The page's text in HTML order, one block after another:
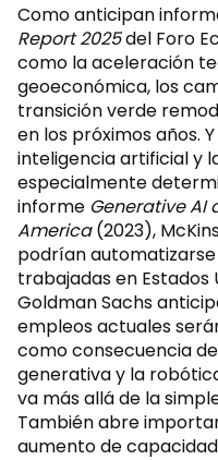
Como anticipan
Report 2025del Foro
como la aceleración
geoeconómica, los
transición verde
en los próximos años.
inteligencia artificial y
especialmente
informe Generative AI
America(2023),
podrían automatizarse
trabajadas en Estados
Goldman Sachs
empleos actuales
como consecuencia
generativa y la
va más allá de la
También abre
aumento de